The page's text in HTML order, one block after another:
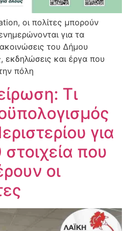
οι πολίτες μπορούν
για τα
του Δήμου
εκδηλώσεις και έργα που
πόλη
Τι
για
που
οι